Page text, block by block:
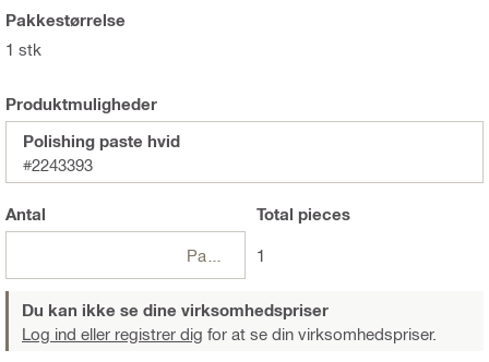
Pakkestørrelse
1 stk
Produktmuligheder
Polishing paste hvid
#2243393
Antal Total pieces
1
Du kan ikke se dine virksomhedspriser
Log ind eller registrer dig for at se din virksomhedspriser.